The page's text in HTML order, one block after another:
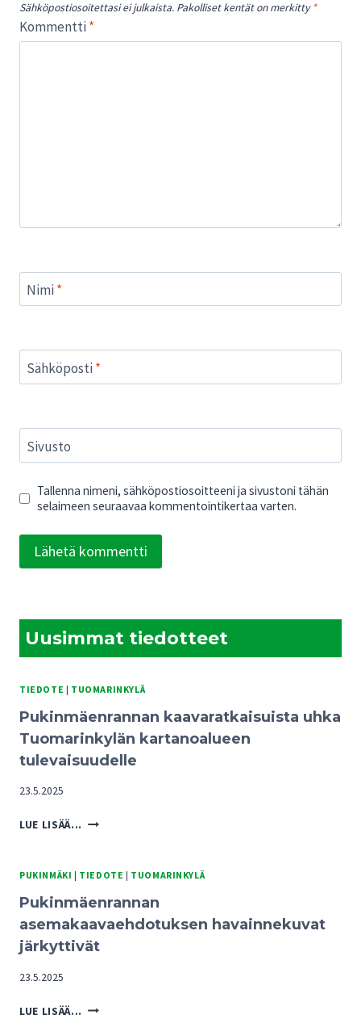
Sähköpostiosoitettasi ei julkaista. Pakolliset kentät on merkitty *
Kommentti *
Nimi *
Sähköposti *
Sivusto
Tallenna nimeni, sähköpostiosoitteeni ja sivustoni tähän
selaimeen seuraavaa kommentointikertaa varten.
Uusimmat tiedotteet
TIEDOTE | TUOMARINKYLÄ
Pukinmäenrannan kaavaratkaisuista uhka
Tuomarinkylän kartanoalueen
tulevaisuudelle
23.5.2025
LUE LISÄÄ... PUKINMÄENRANNAN
TUOMARINKYLÄN
TULEVAISUUDELLE
PUKINMÄKI | TIEDOTE | TUOMARINKYLÄ
Pukinmäenrannan
asemakaavaehdotuksen havainnekuvat
järkyttivät
23.5.2025
LUE LISÄÄ... PUKINMÄENRANNAN